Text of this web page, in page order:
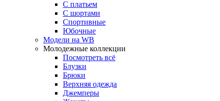
С платьем
С шортами
Спортивные
Юбочные
Модели на WB
Молодежные коллекции
Посмотреть всё
Блузки
Брюки
Верхняя одежда
Джемперы